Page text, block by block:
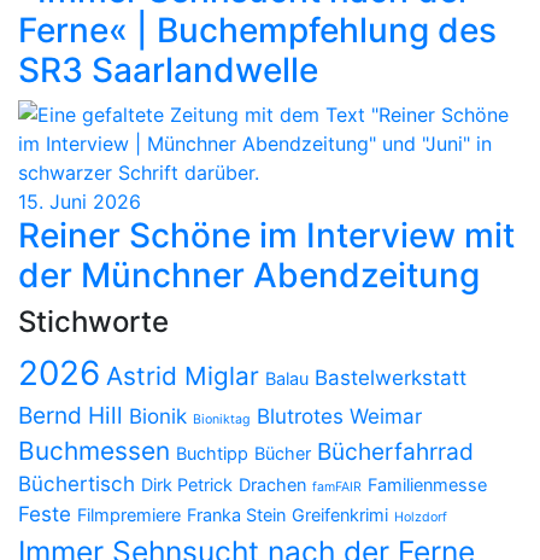
Ferne« | Buchempfehlung des
SR3 Saarlandwelle
15. Juni 2026
Reiner Schöne im Interview mit
der Münchner Abendzeitung
Stichworte
2026 Astrid Miglar Balau Bastelwerkstatt
Bernd Hill Bionik Bioniktag Blutrotes Weimar
Buchmessen Buchtipp Bücher Bücherfahrrad
Büchertisch Dirk Petrick Drachen famFAIR Familienmesse
Feste Filmpremiere Franka Stein Greifenkrimi Holzdorf
Immer Sehnsucht nach der Ferne